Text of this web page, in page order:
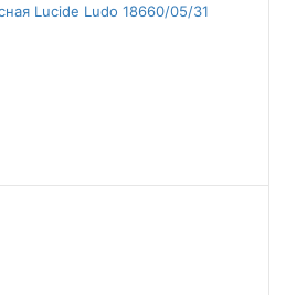
Lucide Ludo 18660/05/31